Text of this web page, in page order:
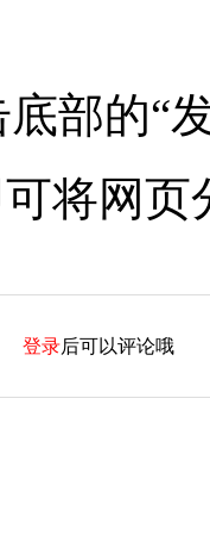
部的“
将网
登录后可以评论哦